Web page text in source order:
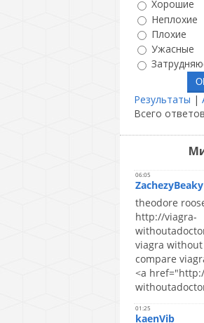
Хорошие
Неплохие
Плохие
Ужасные
Результаты |
Всего